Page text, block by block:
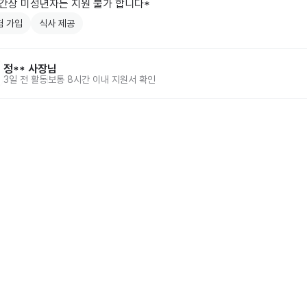
상 미성년자는 지원 불가 합니다*
가입 식사 제공
정** 사장님
3일 전 활동보통 8시간 이내 지원서 확인